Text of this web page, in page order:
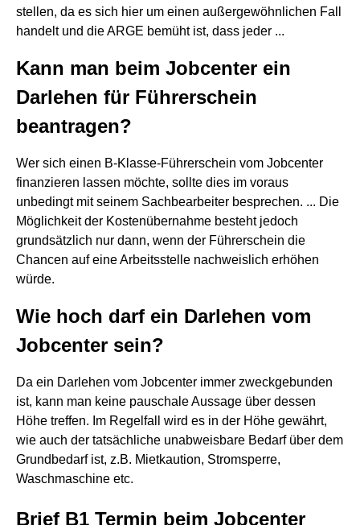
stellen, da es sich hier um einen außergewöhnlichen Fall
handelt und die ARGE bemüht ist, dass jeder ...
Kann man beim Jobcenter ein
Darlehen für Führerschein
beantragen?
Wer sich einen B-Klasse-Führerschein vom Jobcenter
finanzieren lassen möchte, sollte dies im voraus
unbedingt mit seinem Sachbearbeiter besprechen. ... Die
Möglichkeit der Kostenübernahme besteht jedoch
grundsätzlich nur dann, wenn der Führerschein die
Chancen auf eine Arbeitsstelle nachweislich erhöhen
würde.
Wie hoch darf ein Darlehen vom
Jobcenter sein?
Da ein Darlehen vom Jobcenter immer zweckgebunden
ist, kann man keine pauschale Aussage über dessen
Höhe treffen. Im Regelfall wird es in der Höhe gewährt,
wie auch der tatsächliche unabweisbare Bedarf über dem
Grundbedarf ist, z.B. Mietkaution, Stromsperre,
Waschmaschine etc.
Brief B1 Termin beim Jobcenter